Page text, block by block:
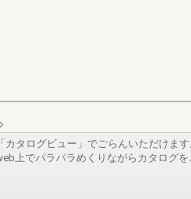
カタログビュー」でごらんいただけます
上でパラパラめくりながらカタログを